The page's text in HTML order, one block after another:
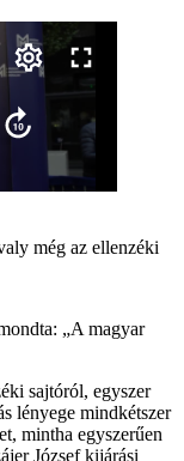
még az ellenzéki
„A magyar
sajtóról, egyszer
lényege mindkétszer
mintha egyszerűen
József kijárási